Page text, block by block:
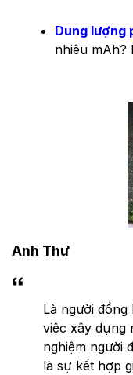
Dung lượng
nhiêu mAh?
Anh Thư
Là người
việc xây dựng
nghiệm người
là sự kết hợp